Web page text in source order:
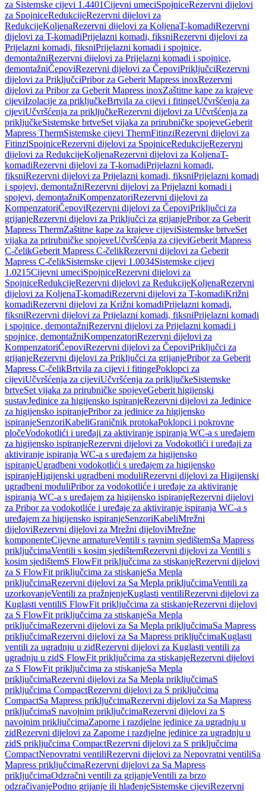
za Sistemske cijevi 1.4401Cijevni umeciSpojniceRezervni dijelovi
za SpojniceRedukcijeRezervni dijelovi za
RedukcijeKoljenaRezervni dijelovi za KoljenaT-komadiRezervni
dijelovi za T-komadiPrijelazni komadi, fiksniRezervni dijelovi za
Prijelazni komadi, fiksniPrijelazni komadi i spojnice,
demontažniRezervni dijelovi za Prijelazni komadi i spojnice,
demontažniČepoviRezervni dijelovi za ČepoviPriključciRezervni
dijelovi za PriključciPribor za Geberit Mapress inoxRezervni
dijelovi za Pribor za Geberit Mapress inoxZaštitne kape za krajeve
cijeviIzolacije za priključkeBrtvila za cijevi i fitingeUčvršćenja za
cijeviUčvršćenja za priključkeRezervni dijelovi za Učvršćenja za
priključkeSistemske brtveSet vijaka za prirubničke spojeveGeberit
Mapress ThermSistemske cijevi ThermFitinziRezervni dijelovi za
FitinziSpojniceRezervni dijelovi za SpojniceRedukcijeRezervni
dijelovi za RedukcijeKoljenaRezervni dijelovi za KoljenaT-
komadiRezervni dijelovi za T-komadiPrijelazni komadi,
fiksniRezervni dijelovi za Prijelazni komadi, fiksniPrijelazni komadi
i spojevi, demontažniRezervni dijelovi za Prijelazni komadi i
spojevi, demontažniKompenzatoriRezervni dijelovi za
KompenzatoriČepoviRezervni dijelovi za ČepoviPriključci za
grijanjeRezervni dijelovi za Priključci za grijanjePribor za Geberit
Mapress ThermZaštitne kape za krajeve cijeviSistemske brtveSet
vijaka za prirubničke spojeveUčvršćenja za cijeviGeberit Mapress
C-čelikGeberit Mapress C-čelikRezervni dijelovi za Geberit
Mapress C-čelikSistemske cijevi 1.0034Sistemske cijevi
1.0215Cijevni umeciSpojniceRezervni dijelovi za
SpojniceRedukcijeRezervni dijelovi za RedukcijeKoljenaRezervni
dijelovi za KoljenaT-komadiRezervni dijelovi za T-komadiKrižni
komadiRezervni dijelovi za Križni komadiPrijelazni komadi,
fiksniRezervni dijelovi za Prijelazni komadi, fiksniPrijelazni komadi
i spojnice, demontažniRezervni dijelovi za Prijelazni komadi i
spojnice, demontažniKompenzatoriRezervni dijelovi za
KompenzatoriČepoviRezervni dijelovi za ČepoviPriključci za
grijanjeRezervni dijelovi za Priključci za grijanjePribor za Geberit
Mapress C-čelikBrtvila za cijevi i fitingePoklopci za
cijeviUčvršćenja za cijeviUčvršćenja za priključkeSistemske
brtveSet vijaka za prirubničke spojeveGeberit higijenski
sustavJedinice za higijensko ispiranjeRezervni dijelovi za Jedinice
za higijensko ispiranjePribor za jedinice za higijensko
ispiranjeSenzoriKabeliGraničnik protokaPoklopci i pokrovne
pločeVodokotlići i uređaji za aktiviranje ispiranja WC-a s uređajem
za higijensko ispiranjeRezervni dijelovi za Vodokotlići i uređaji za
aktiviranje ispiranja WC-a s uređajem za higijensko
ispiranjeUgradbeni vodokotlići s uređajem za higijensko
ispiranjeHigijenski ugradbeni moduliRezervni dijelovi za Higijenski
ugradbeni moduliPribor za vodokotliće i uređaje za aktiviranje
ispiranja WC-a s uređajem za higijensko ispiranjeRezervni dijelovi
za Pribor za vodokotliće i uređaje za aktiviranje ispiranja WC-a s
uređajem za higijensko ispiranjeSenzoriKabeliMrežni
dijeloviRezervni dijelovi za Mrežni dijeloviMrežne
komponenteCijevne armatureVentili s ravnim sjedištemSa Mapress
priključcimaVentili s kosim sjedištemRezervni dijelovi za Ventili s
kosim sjedištemS FlowFit priključcima za stiskanjeRezervni dijelovi
za S FlowFit priključcima za stiskanjeSa Mepla
priključcimaRezervni dijelovi za Sa Mepla priključcimaVentili za
uzorkovanjeVentili za pražnjenjeKuglasti ventiliRezervni dijelovi za
Kuglasti ventiliS FlowFit priključcima za stiskanjeRezervni dijelovi
za S FlowFit priključcima za stiskanjeSa Mepla
priključcimaRezervni dijelovi za Sa Mepla priključcimaSa Mapress
priključcimaRezervni dijelovi za Sa Mapress priključcimaKuglasti
ventili za ugradnju u zidRezervni dijelovi za Kuglasti ventili za
ugradnju u zidS FlowFit priključcima za stiskanjeRezervni dijelovi
za S FlowFit priključcima za stiskanjeSa Mepla
priključcimaRezervni dijelovi za Sa Mepla priključcimaS
priključcima CompactRezervni dijelovi za S priključcima
CompactSa Mapress priključcimaRezervni dijelovi za Sa Mapress
priključcimaS navojnim priključcimaRezervni dijelovi za S
navojnim priključcimaZaporne i razdjelne jedinice za ugradnju u
zidRezervni dijelovi za Zaporne i razdjelne jedinice za ugradnju u
zidS priključcima CompactRezervni dijelovi za S priključcima
CompactNepovratni ventiliRezervni dijelovi za Nepovratni ventiliSa
Mapress priključcimaRezervni dijelovi za Sa Mapress
priključcimaOdzračni ventili za grijanjeVentili za brzo
odzračivanjePodno grijanje ili hlađenjeSistemske cijeviRezervni